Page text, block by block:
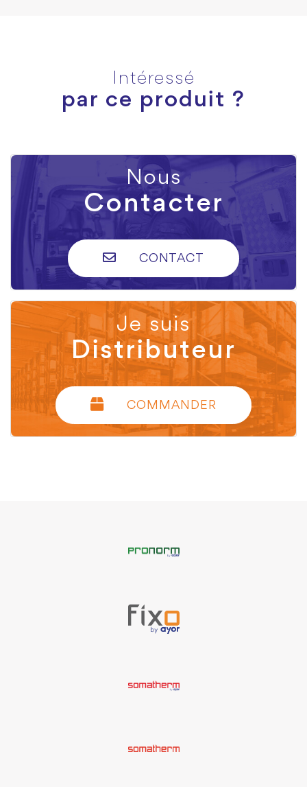
Intéressé
par ce produit ?
Nous
Contacter
CONTACT
Je suis
Distributeur
COMMANDER